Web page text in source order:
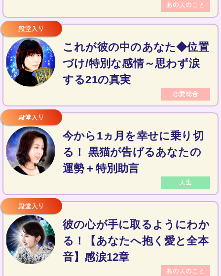
あの人のこと
恋愛総合
これが彼の中のあなた◆位置
づけ/特別な感情～思わず涙
する21の真実
人生
今から1ヵ月を幸せに乗り切
る！ 黒猫が告げるあなたの
運勢＋特別助言
あの人のこと
彼の心が手に取るようにわか
る！【あなたへ抱く愛と全本
音】感涙12章